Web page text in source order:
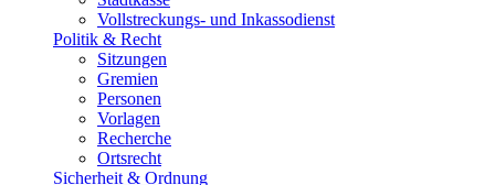
Vollstreckungs- und Inkassodienst
Politik & Recht
Sitzungen
Gremien
Personen
Vorlagen
Recherche
Ortsrecht
Sicherheit & Ordnung